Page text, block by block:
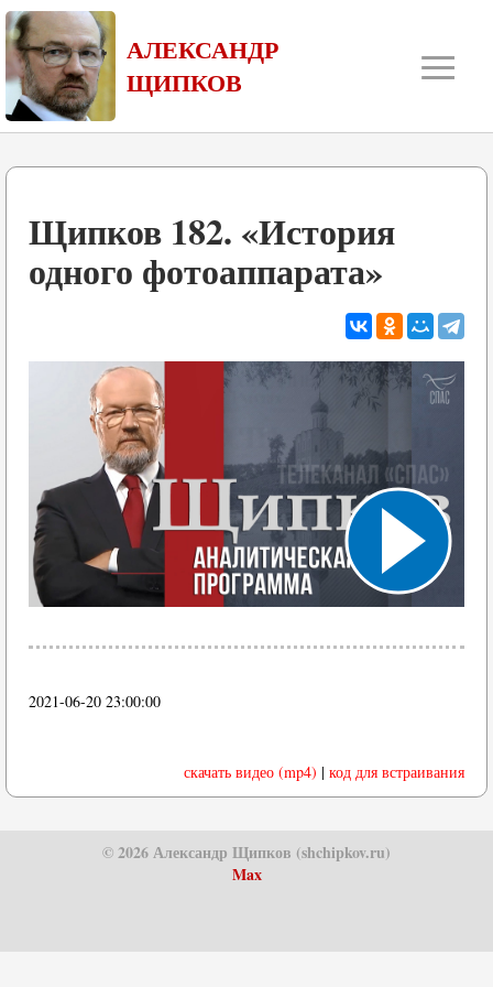
АЛЕКСАНДР
ЩИПКОВ
≡
Щипков 182. «История
одного фотоаппарата»
2021-06-20 23:00:00
скачать видео (mp4) | код для встраивания
© 2026 Александр Щипков (shchipkov.ru)
Max